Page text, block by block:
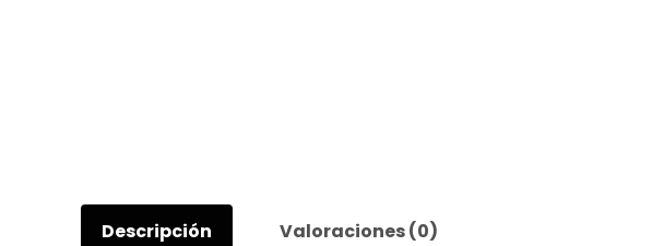
EXIR
Descripción Valoraciones (0)